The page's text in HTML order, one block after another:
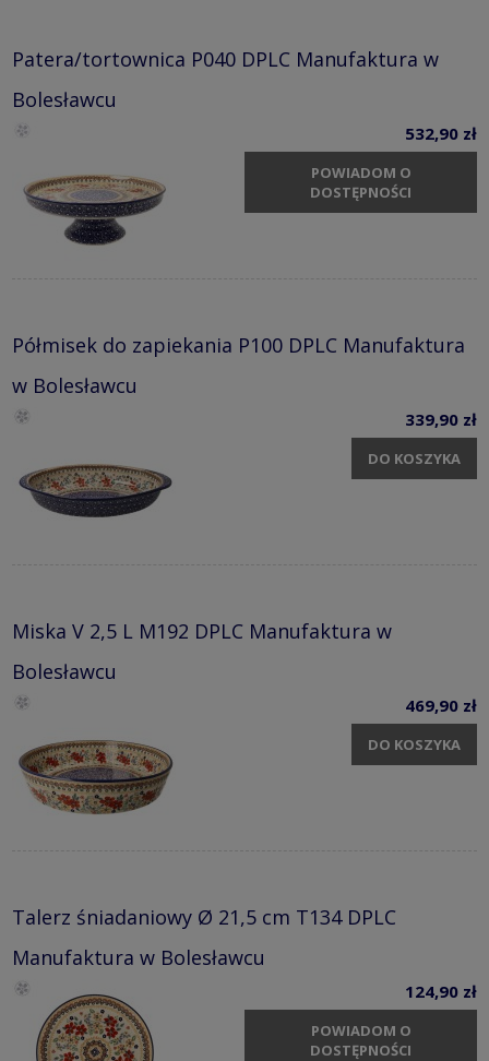
Patera/tortownica P040 DPLC Manufaktura w
Bolesławcu
532,90 zł
POWIADOM O
DOSTĘPNOŚCI
Półmisek do zapiekania P100 DPLC Manufaktura
w Bolesławcu
339,90 zł
DO KOSZYKA
Miska V 2,5 L M192 DPLC Manufaktura w
Bolesławcu
469,90 zł
DO KOSZYKA
Talerz śniadaniowy Ø 21,5 cm T134 DPLC
Manufaktura w Bolesławcu
124,90 zł
POWIADOM O
DOSTĘPNOŚCI